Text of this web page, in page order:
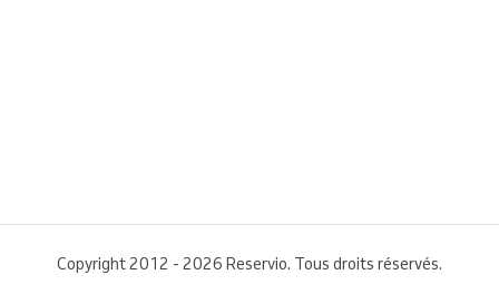
Copyright 2012 - 2026 Reservio. Tous droits réservés.